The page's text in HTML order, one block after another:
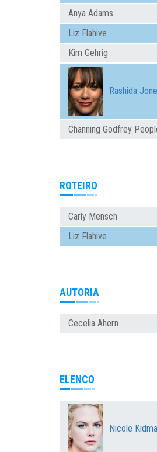
Anya Adams
Liz Flahive
Kim Gehrig
Rashida
Channing Godfrey
ROTEIRO
Carly Mensch
Liz Flahive
AUTORIA
Cecelia Ahern
ELENCO
Nicole